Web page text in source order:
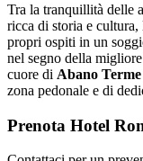
Tra la tranquillità delle
ricca di storia e cultura,
propri ospiti in un
nel segno della
cuore di Abano Terme
zona pedonale e di
Prenota Hotel